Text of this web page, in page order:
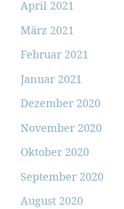
April 2021
März 2021
Februar 2021
Januar 2021
Dezember 2020
November 2020
Oktober 2020
September 2020
August 2020